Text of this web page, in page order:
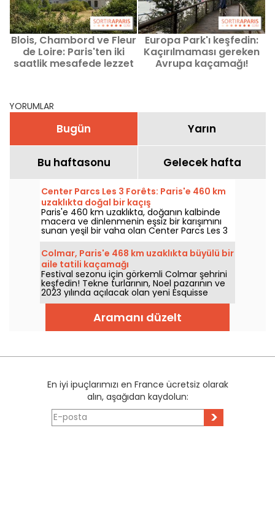
Blois, Chambord ve Fleur
de Loire: Paris'ten iki
saatlik mesafede lezzet
Europa Park'ı keşfedin:
Kaçırılmaması gereken
Avrupa kaçamağı!
YORUMLAR
Bugün Yarın
Bu haftasonu Gelecek hafta
Center Parcs Les 3 Forêts: Paris'e 460 km
uzaklıkta doğal bir kaçış
Paris'e 460 km uzaklıkta, doğanın kalbinde
macera ve dinlenmenin eşsiz bir karışımını
sunan yeşil bir vaha olan Center Parcs Les 3
Forêts'i keşfedin.
Colmar, Paris'e 468 km uzaklıkta büyülü bir
aile tatili kaçamağı
Festival sezonu için görkemli Colmar şehrini
keşfedin! Tekne turlarının, Noel pazarının ve
2023 yılında açılacak olan yeni Esquisse
otelinin keyfini çıkarın.
Aramanı düzelt
En iyi ipuçlarımızı en France ücretsiz olarak
alın, aşağıdan kaydolun:
>